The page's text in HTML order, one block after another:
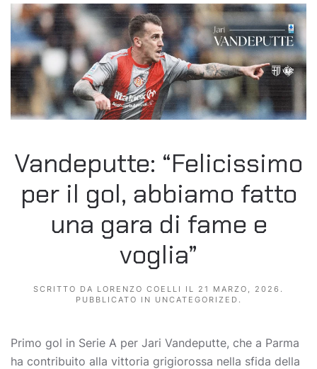
Vandeputte: “Felicissimo
per il gol, abbiamo fatto
una gara di fame e
voglia”
SCRITTO DA LORENZO COELLI IL 21 MARZO, 2026 .
PUBBLICATO IN UNCATEGORIZED .
Primo gol in Serie A per Jari Vandeputte, che a Parma
ha contribuito alla vittoria grigiorossa nella sfida della